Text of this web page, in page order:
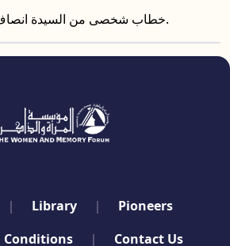
خطاب شخصى من السيدة انصاف الى السيدة ودا مترى.
Library
Pioneers
Conditions
Contact Us